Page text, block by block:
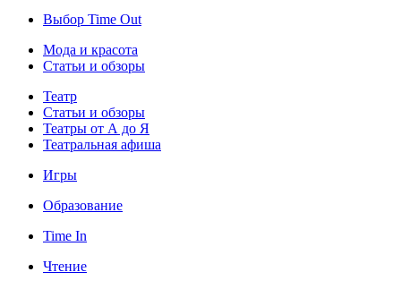
Выбор Time Out
Мода и красота
Статьи и обзоры
Театр
Статьи и обзоры
Театры от А до Я
Театральная афиша
Игры
Образование
Time In
Чтение